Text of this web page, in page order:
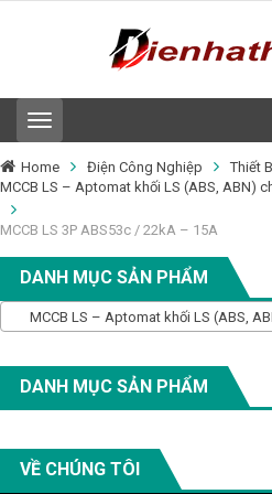
T
o
g
g
n
a
v
i
g
i
Home Điện Công Nghiệp
Thiết
MCCB LS – Aptomat khối LS (ABS, ABN)
MCCB LS 3P ABS53c / 22kA – 15A
DANH MỤC SẢN PHẨM
MCCB LS – Aptomat khối LS (ABS, ABN)
DANH MỤC SẢN PHẨM
VỀ CHÚNG TÔI